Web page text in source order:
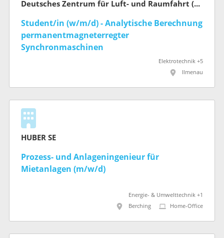
Deutsches Zentrum für Luft- und Raumfahrt (DLR)
Student/in (w/m/d) - Analytische Berechnung
permanentmagneterregter
Synchronmaschinen
Elektrotechnik +5
Ilmenau
HUBER SE
Prozess- und Anlageningenieur für
Mietanlagen (m/w/d)
Energie- & Umwelttechnik +1
Berching
Home-Office